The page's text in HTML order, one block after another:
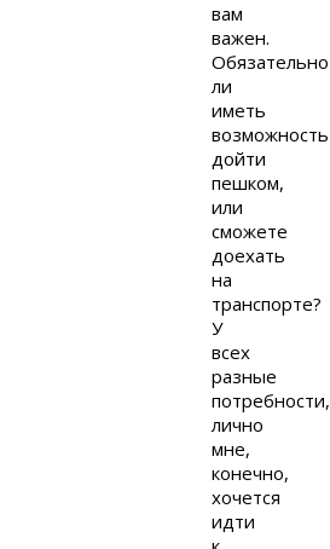
вам
важен.
Обязательно
ли
иметь
возможность
дойти
пешком,
или
сможете
доехать
на
транспорте?
У
всех
разные
потребности,
лично
мне,
конечно,
хочется
идти